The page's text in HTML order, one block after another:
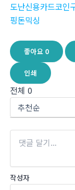
도난신용카드코인
핑돈믹싱
좋아요 0
인쇄
전체 0
작성자